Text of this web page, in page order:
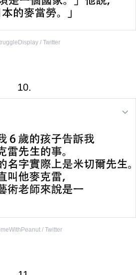
/ Twitter
10.
/ Twitter